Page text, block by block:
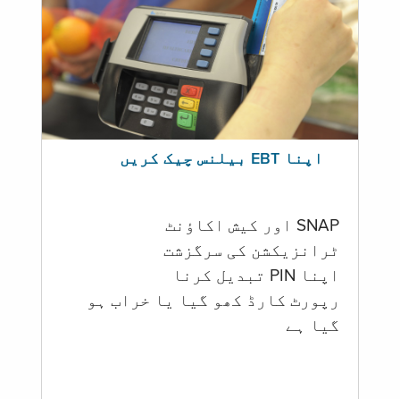
اپنا EBT بیلنس چیک کریں
SNAP اور کیش اکاؤنٹ
ٹرانزیکشن کی سرگزشت
اپنا PIN تبدیل کرنا
رپورٹ کارڈ کھو گیا یا خراب ہو
گيا ہے